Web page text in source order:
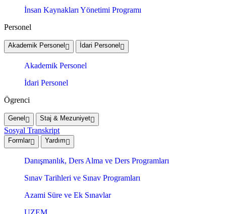
İnsan Kaynakları Yönetimi Programı
Personel
Akademik Personel İdari Personel
Akademik Personel
İdari Personel
Ögrenci
Genel Staj & Mezuniyet
Sosyal Transkript
Formlar Yardım
Danışmanlık, Ders Alma ve Ders Programları
Sınav Tarihleri ve Sınav Programları
Azami Süre ve Ek Sınavlar